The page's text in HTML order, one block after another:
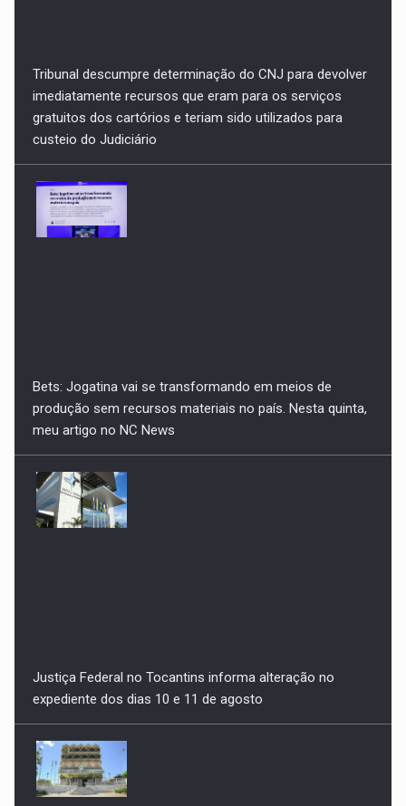
Bets: Jogatina vai se transformando em meios de
produção sem recursos materiais no país. Nesta quinta,
meu artigo no NC News
Justiça Federal no Tocantins informa alteração no
expediente dos dias 10 e 11 de agosto
Alerta de golpe: TRE-TO orienta eleitores a não pagarem
taxas em sites não oficiais